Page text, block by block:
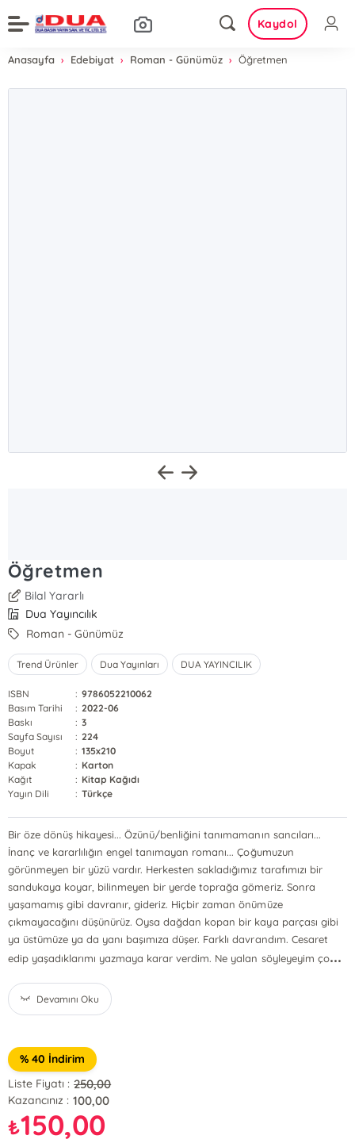
Kaydol
Anasayfa Edebiyat Roman - Günümüz Öğretmen
Öğretmen
Bilal Yararlı
Dua Yayıncılık
Roman - Günümüz
Trend Ürünler Dua Yayınları DUA YAYINCILIK
ISBN : 9786052210062
Basım Tarihi
: 2022-06
Baskı
: 3
Sayfa Sayısı
: 224
Boyut
: 135x210
Kapak
: Karton
Kağıt
: Kitap Kağıdı
Yayın Dili
: Türkçe
Bir öze dönüş hikayesi... Özünü/benliğini tanımamanın sancıları...
İnanç ve kararlılığın engel tanımayan romanı... Çoğumuzun
görünmeyen bir yüzü vardır. Herkesten sakladığımız tarafımızı bir
sandukaya koyar, bilinmeyen bir yerde toprağa gömeriz. Sonra
yaşamamış gibi davranır, gideriz. Hiçbir zaman önümüze
çıkmayacağını düşünürüz. Oysa dağdan kopan bir kaya parçası gibi
ya üstümüze ya da yanı başımıza düşer. Farklı davrandım. Cesaret
edip yaşadıklarımı yazmaya karar verdim. Ne yalan söyleyeyim ço...
Devamını Oku
% 40 İndirim
Liste Fiyatı : 250,00
Kazancınız : 100,00
₺150,00